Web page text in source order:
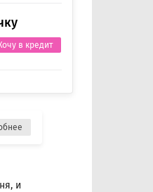
в кредит
и